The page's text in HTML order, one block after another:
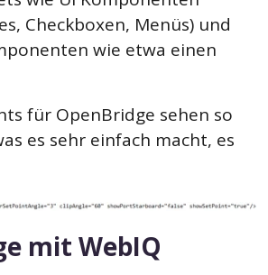
Checkboxen, Menüs) und
wie etwa einen
für OpenBridge sehen so
es sehr einfach macht, es
mit WebIQ